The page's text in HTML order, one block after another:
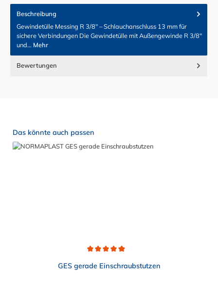
Beschreibung
Gewindetülle Messing R 3/8" – Schlauchanschluss 13 mm für
sichere Verbindungen Die Gewindetülle mit Außengewinde R 3/8"
und… Mehr
Bewertungen
Produktgalerie überspringen
Das könnte auch passen
GES gerade Einschraubstutzen